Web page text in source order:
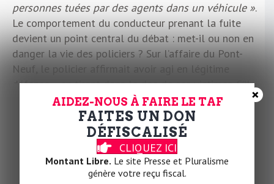
personnes tuées par des agents dans un véhicule ».
Le comportement du conducteur prenant la fuite
devient un point central du débat : met-il ou non en
danger la vie des policiers ? Sur l’affaire du Pont-
Neuf, le policier affirmait avoir agi en légitime
défense… en tirant dans le dos de ses victimes. S’il
arrive que la réponse soit « oui », que des policiers
soient blessés lors de simples contrôles,
décès policier remonte à août 2020 dans la Sarthe »
. Ce qui est une excellente nouvelle !
Car, contrairement à une idée grandement répandue –
notamment par les responsables politiques –, le
AIDEZ-NOUS À FAIRE LE TAF
FAITES UN DON
DÉFISCALISÉ
CLIQUEZ ICI
Montant Libre. Le site Presse et Pluralisme
génère votre reçu fiscal.
×